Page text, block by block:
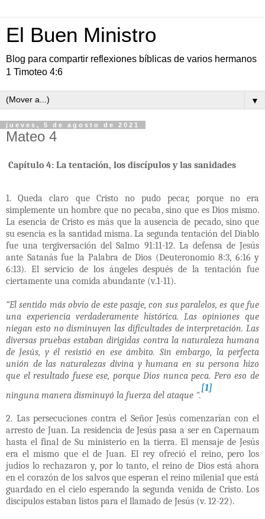
El Buen Ministro
Blog para compartir reflexiones bíblicas de varios hermanos
1 Timoteo 4:6
▼
jueves, 5 de agosto de 2021
Mateo 4
Capítulo 4: La tentación, los discípulos y las sanidades
1. Queda claro que Cristo no pudo pecar, porque no era
simplemente un hombre que no pecaba, sino que es Dios mismo.
La esencia de Cristo es más que la ausencia de pecado, sino que
su esencia es la santidad misma. La segunda tentación del Diablo
fue una tergiversación del Salmo 91:11-12. La defensa de Jesús
ante Satanás fue la Palabra de Dios (Deuteronomio 8:3, 6:16 y
6:13). El servicio de los ángeles después de la tentación fue
ciertamente una comida abundante (v.1-11).
“El sentido más obvio de este pasaje, con sus paralelos, es que fue
una experiencia verdaderamente histórica. Las opiniones que
niegan esto no disminuyen las dificultades de interpretación. Las
diversas pruebas estaban dirigidas contra la naturaleza humana
de Jesús, y él resistió en ese ámbito. Sin embargo, la perfecta
unión de las naturalezas divina y humana en su persona hizo
que el resultado fuese ese, porque Dios nunca peca. Pero eso de
ninguna manera disminuyó la fuerza del ataque ".
[1]
2. Las persecuciones contra el Señor Jesús comenzarían con el
arresto de Juan. La residencia de Jesús pasa a ser en Capernaum
hasta el final de Su ministerio en la tierra. El mensaje de Jesús
era el mismo que el de Juan. El rey ofreció el reino, pero los
judíos lo rechazaron y, por lo tanto, el reino de Dios está ahora
en el corazón de los salvos que esperan el reino milenial que está
guardado en el cielo esperando la segunda venida de Cristo. Los
discípulos estaban listos para el llamado de Jesús (v. 12-22).